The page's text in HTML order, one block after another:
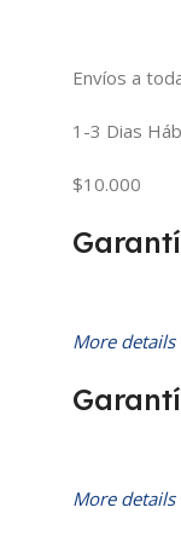
Envíos a
1-3 Dias
$10.000
More details
More details